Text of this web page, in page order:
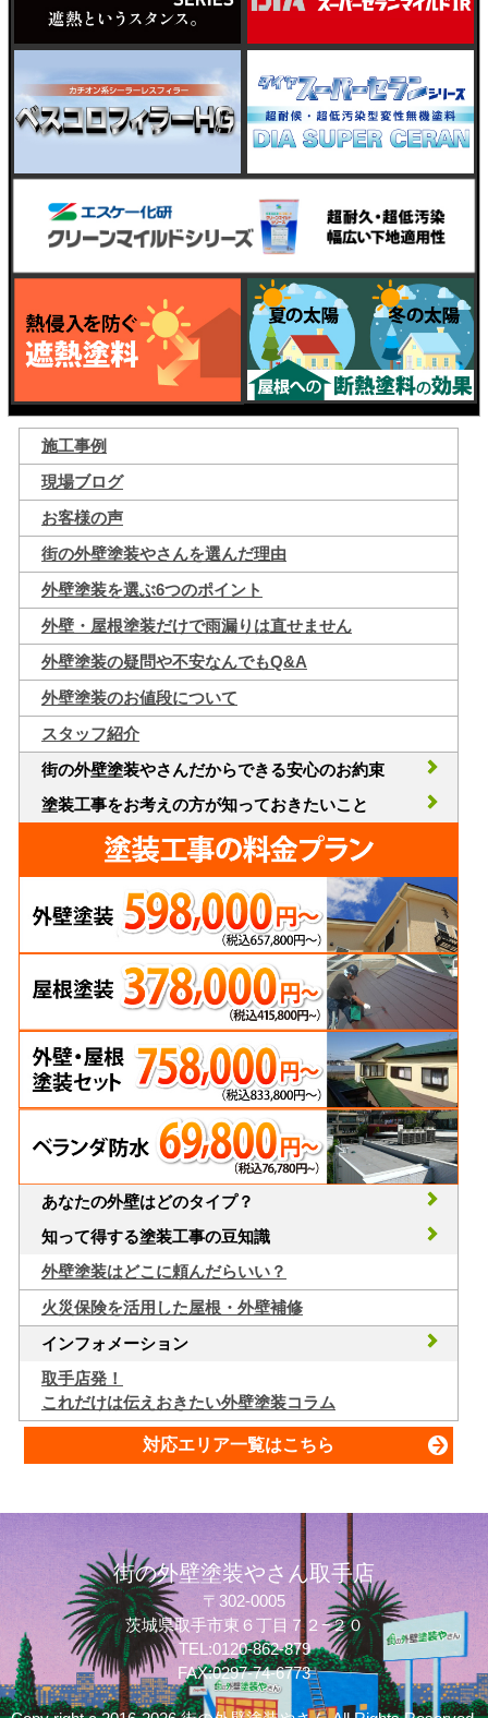
施工事例
現場ブログ
お客様の声
街の外壁塗装やさんを選んだ理由
外壁塗装を選ぶ6つのポイント
外壁・屋根塗装だけで雨漏りは直せません
外壁塗装の疑問や不安なんでもQ&A
外壁塗装のお値段について
スタッフ紹介
街の外壁塗装やさんだからできる安心のお約束
塗装工事をお考えの方が知っておきたいこと
あなたの外壁はどのタイプ？
知って得する塗装工事の豆知識
外壁塗装はどこに頼んだらいい？
火災保険を活用した屋根・外壁補修
インフォメーション
取手店発！
これだけは伝えおきたい外壁塗装コラム
対応エリア一覧はこちら
質問してね！
街の外壁塗装やさん取手店
〒302-0005
茨城県取手市東６丁目７２−２０
TEL:0120-862-879
FAX:0297-74-6773